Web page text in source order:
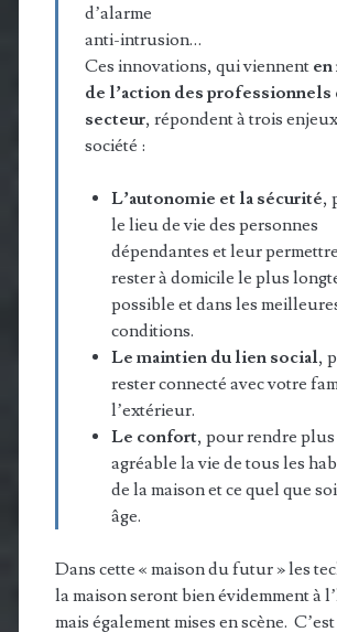
d’alarme
anti-intrusion…
Ces innovations, qui viennent
de l’action des professionnels
secteur, répondent à trois
société :
L’autonomie et la sécurité,
le lieu de vie des personnes
dépendantes et leur
rester à domicile le plus
possible et dans les
conditions.
Le maintien du lien social,
rester connecté avec votre
l’extérieur.
Le confort, pour rendre plus
agréable la vie de tous les
de la maison et ce quel que
âge.
Dans cette « maison du futur » les
la maison seront bien évidemment à
mais également mises en scène.